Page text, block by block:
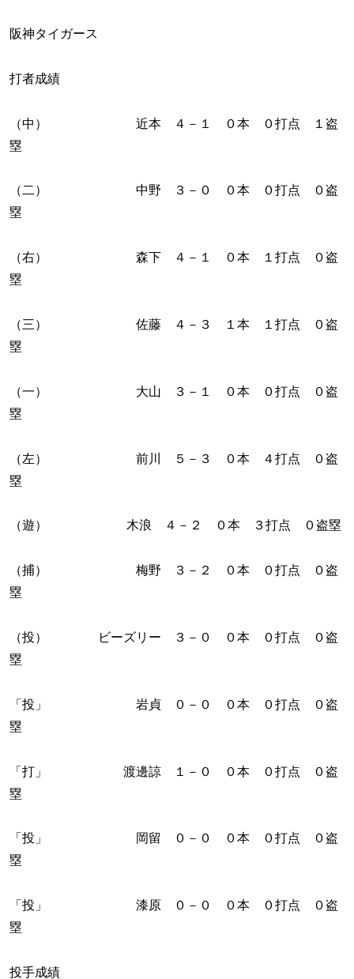
阪神タイガース
打者成績
（中） 近本 ４－１ ０本 ０打点 １盗
塁
（二） 中野 ３－０ ０本 ０打点 ０盗
塁
（右） 森下 ４－１ ０本 １打点 ０盗
塁
（三） 佐藤 ４－３ １本 １打点 ０盗
塁
（一） 大山 ３－１ ０本 ０打点 ０盗
塁
（左） 前川 ５－３ ０本 ４打点 ０盗
塁
（遊） 木浪 ４－２ ０本 ３打点 ０盗塁
（捕） 梅野 ３－２ ０本 ０打点 ０盗
塁
（投） ビーズリー ３－０ ０本 ０打点 ０盗
塁
「投」 岩貞 ０－０ ０本 ０打点 ０盗
塁
「打」 渡邊諒 １－０ ０本 ０打点 ０盗
塁
「投」 岡留 ０－０ ０本 ０打点 ０盗
塁
「投」 漆原 ０－０ ０本 ０打点 ０盗
塁
投手成績